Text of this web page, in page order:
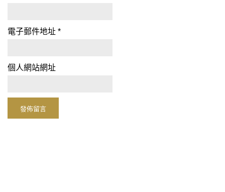
電子郵件地址 *
個人網站網址